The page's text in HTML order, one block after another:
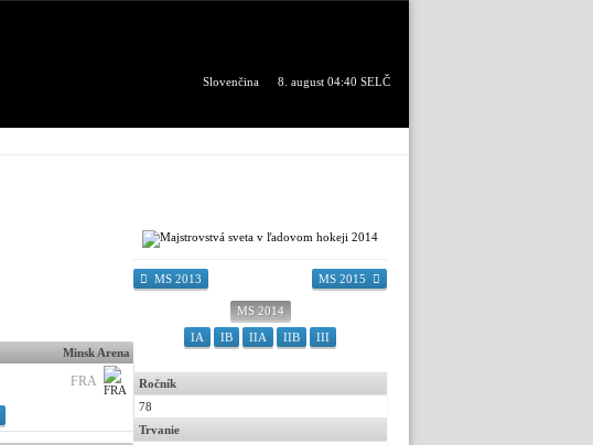
Slovenčina 8. august 04:40 SELČ
Minsk Arena
FRA
MS 2013 MS 2015
MS 2014
IA
IB IIA IIB III
Ročník
78
Trvanie